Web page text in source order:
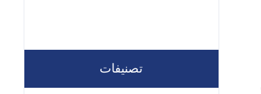
تصنيفات